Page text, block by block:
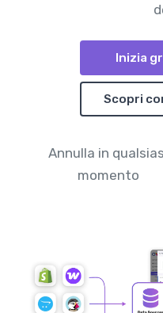
Inizia
Scopri
Annulla in
momento